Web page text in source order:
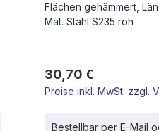
Flächen gehämmert,
Mat. Stahl S235 roh
Regulärer Preis:
30,70 €
Preise inkl. MwSt. zzgl.
Bestellbar per E-Mail